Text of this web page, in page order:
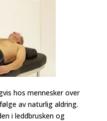
hos mennesker over
av naturlig aldring.
i leddbrusken og